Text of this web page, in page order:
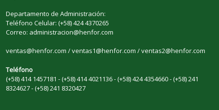
Departamento de Administración:
Teléfono Celular: (+58) 424 4370265
Correo: administracion@henfor.com
ventas@henfor.com / ventas1@henfor.com / ventas2@henfor.com
Teléfono
(+58) 414 1457181 - (+58) 414 4021136 - (+58) 424 4354660 - (+58) 241
8324627 - (+58) 241 8320427